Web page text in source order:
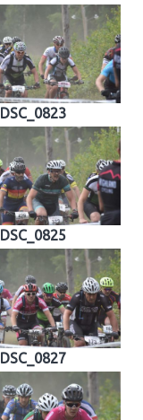
DSC_0823
DSC_0825
DSC_0827